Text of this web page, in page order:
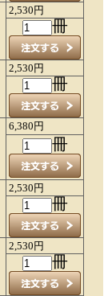
2,530円
冊
2,530円
冊
6,380円
冊
2,530円
冊
2,530円
冊